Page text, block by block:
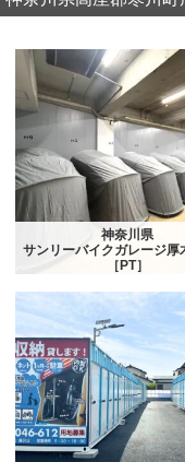
神奈川県
サンリーバイクガレージ厚
［PT］